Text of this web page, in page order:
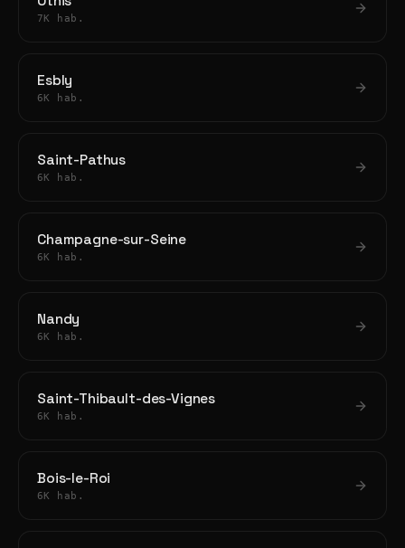
7K hab.
Esbly
6K hab.
Saint-Pathus
6K hab.
Champagne-sur-Seine
6K hab.
Nandy
6K hab.
Saint-Thibault-des-Vignes
6K hab.
Bois-le-Roi
6K hab.